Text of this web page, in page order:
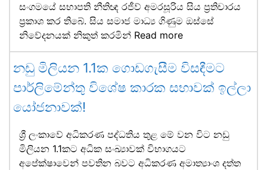
සංගමයේ සභාපති නීතිඥ රජීව් අමරසූරිය සිය ප්‍රතිචාරය
ප්‍රකාශ කර තිබේ. සිය සමාජ මාධ්‍ය ගිණුම ඔස්සේ
නිවේදනයක් නිකුත් කරමින් Read more
නඩු මිලියන 1.1ක ගොඩගැසීම විසඳීමට
පාර්ලිමේන්තු විශේෂ කාරක සභාවක් ඉල්ලා
යෝජනාවක්!
ශ්‍රී ලංකාවේ අධිකරණ පද්ධතිය තුළ මේ වන විට නඩු
මිලියන 1.1කට අධික සංඛ්‍යාවක් විභාගයට
අපේක්ෂාවෙන් පවතින බවට අධිකරණ අමාත්‍යාංශ දත්ත